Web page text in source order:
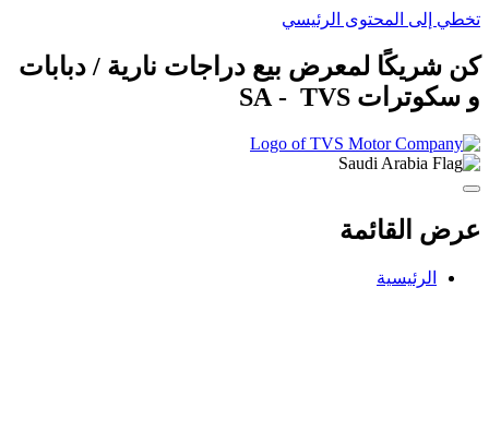
تخطي إلى المحتوى الرئيسي
كن شريكًا لمعرض ‏بيع دراجات نارية / دبابات
و ‏سكوترات ‏TVS‏ ‏ - SA
عرض القائمة
الرئيسية